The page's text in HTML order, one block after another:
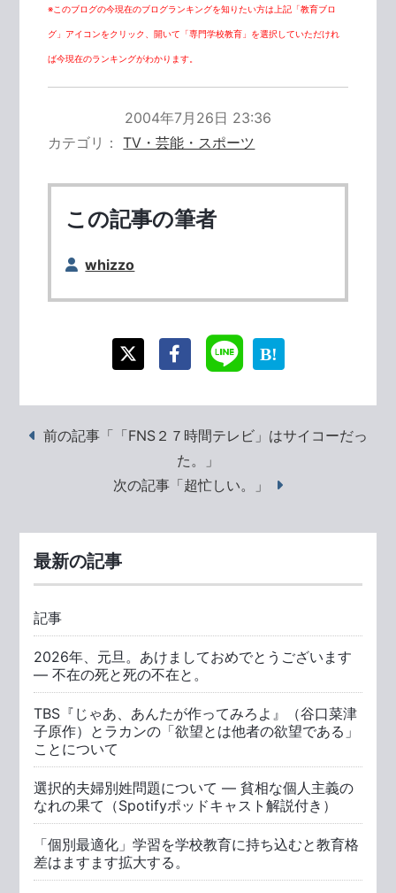
※このブログの今現在のブログランキングを知りたい方は上記「教育ブロ
グ」アイコンをクリック、開いて「専門学校教育」を選択していただけれ
ば今現在のランキングがわかります。
2004年7月26日 23:36
カテゴリ
TV・芸能・スポーツ
この記事の筆者
whizzo
前の記事「「FNS２７時間テレビ」はサイコーだっ
た。」
次の記事「超忙しい。」
最新の記事
記事
2026年、元旦。あけましておめでとうございます
― 不在の死と死の不在と。
TBS『じゃあ、あんたが作ってみろよ』（谷口菜津
子原作）とラカンの「欲望とは他者の欲望である」
ことについて
選択的夫婦別姓問題について ― 貧相な個人主義の
なれの果て（Spotifyポッドキャスト解説付き）
「個別最適化」学習を学校教育に持ち込むと教育格
差はますます拡大する。